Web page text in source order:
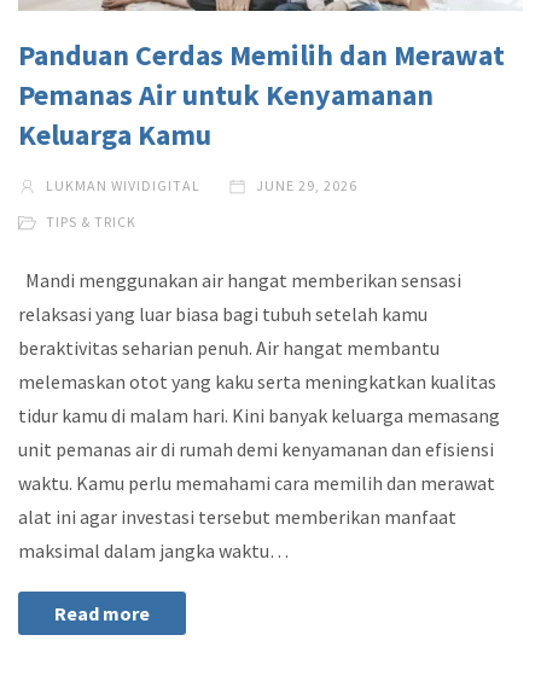
Panduan Cerdas Memilih dan Merawat
Pemanas Air untuk Kenyamanan
Keluarga Kamu
LUKMAN WIVIDIGITAL JUNE 29, 2026
TIPS & TRICK
Mandi menggunakan air hangat memberikan sensasi
relaksasi yang luar biasa bagi tubuh setelah kamu
beraktivitas seharian penuh. Air hangat membantu
melemaskan otot yang kaku serta meningkatkan kualitas
tidur kamu di malam hari. Kini banyak keluarga memasang
unit pemanas air di rumah demi kenyamanan dan efisiensi
waktu. Kamu perlu memahami cara memilih dan merawat
alat ini agar investasi tersebut memberikan manfaat
maksimal dalam jangka waktu…
Read more